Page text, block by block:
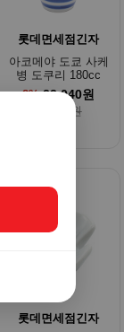
롯데면세점긴자
아코메야 도쿄 사케
병 도쿠리 180cc
8% 23,040원
25,000원
롯데면세점긴자